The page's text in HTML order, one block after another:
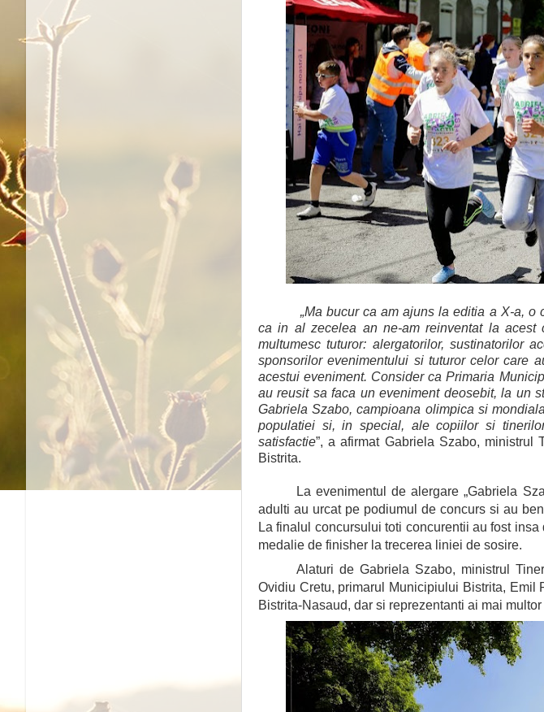
„Ma bucur ca am ajuns la editia a X-a, o
ca in al zecelea an ne-am reinventat la acest
multumesc tuturor: alergatorilor, sustinatorilor
sponsorilor evenimentului si tuturor celor care
acestui eveniment. Consider ca Primaria
au reusit sa faca un eveniment deosebit, la un
Gabriela Szabo, campioana olimpica si
populatiei si, in special, ale copiilor si
satisfactie”, a afirmat Gabriela Szabo,
Bistrita.
La evenimentul de alergare „Gabriela
adulti au urcat pe podiumul de concurs si au
La finalul concursului toti concurentii au fost
medalie de finisher la trecerea liniei de sosire.
Alaturi de Gabriela Szabo, ministrul
Ovidiu Cretu, primarul Municipiului Bistrita,
Bistrita-Nasaud, dar si reprezentanti ai mai